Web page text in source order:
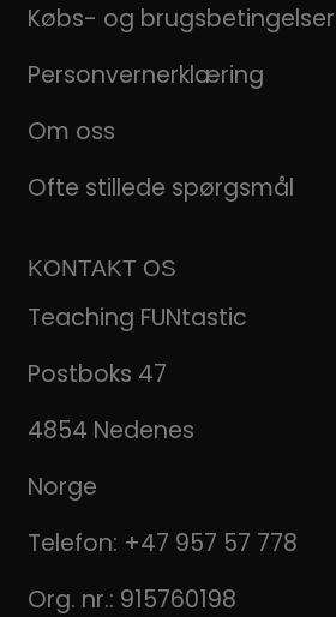
Købs- og brugsbetingelser
Personvernerklæring
Om oss
Ofte stillede spørgsmål
KONTAKT OS
Teaching FUNtastic
Postboks 47
4854 Nedenes
Norge
Telefon: +47 957 57 778
Org. nr.: 915760198